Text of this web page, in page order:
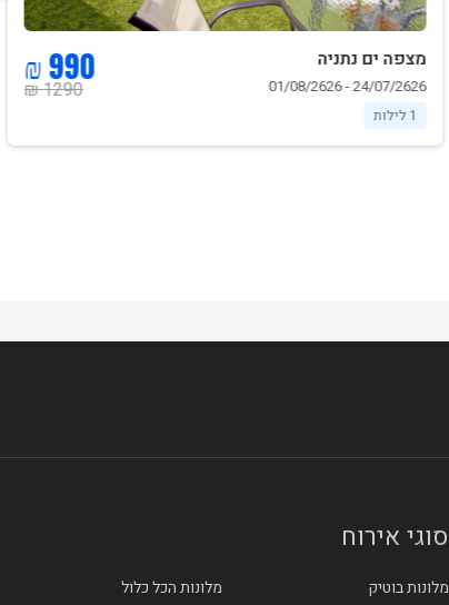
מצפה ים נתניה
24/07/2626 - 01/08/2626
1 לילות
1290 ₪
990 ₪
סוגי אירוח
מלונות בוטיק
מלונות הכל כלול